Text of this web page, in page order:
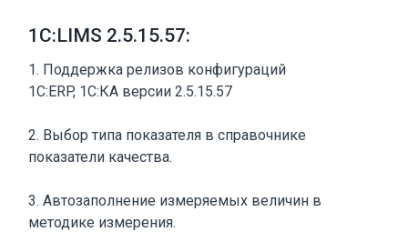
1С:LIMS 2.5.15.57:
1. Поддержка релизов конфигураций
1С:ERP, 1С:КА версии 2.5.15.57
2. Выбор типа показателя в справочнике
показатели качества.
3. Автозаполнение измеряемых величин в
методике измерения.